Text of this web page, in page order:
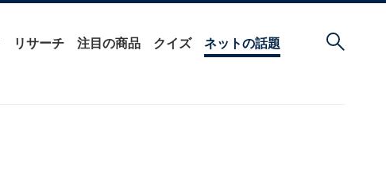
リサーチ 注目の商品 クイズ ネットの話題